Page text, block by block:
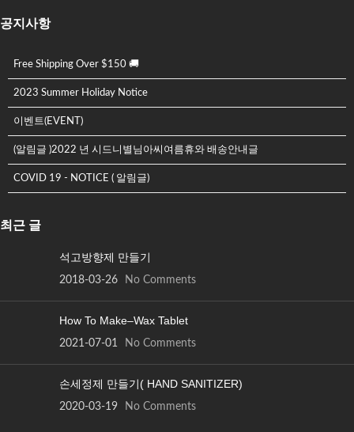
공지사항
Free Shipping Over $150 🚚
2023 Summer Holiday Notice
이벤트(EVENT)
(알림글 )2022 년 시드니별님아씨여름휴와 배송안내글
COVID 19 - NOTICE ( 알림글)
최근 글
석고방향제 만들기
2018-03-26 No Comments
How To Make–Wax Tablet
2021-07-01 No Comments
손세정제 만들기( HAND SANITIZER)
2020-03-19 No Comments